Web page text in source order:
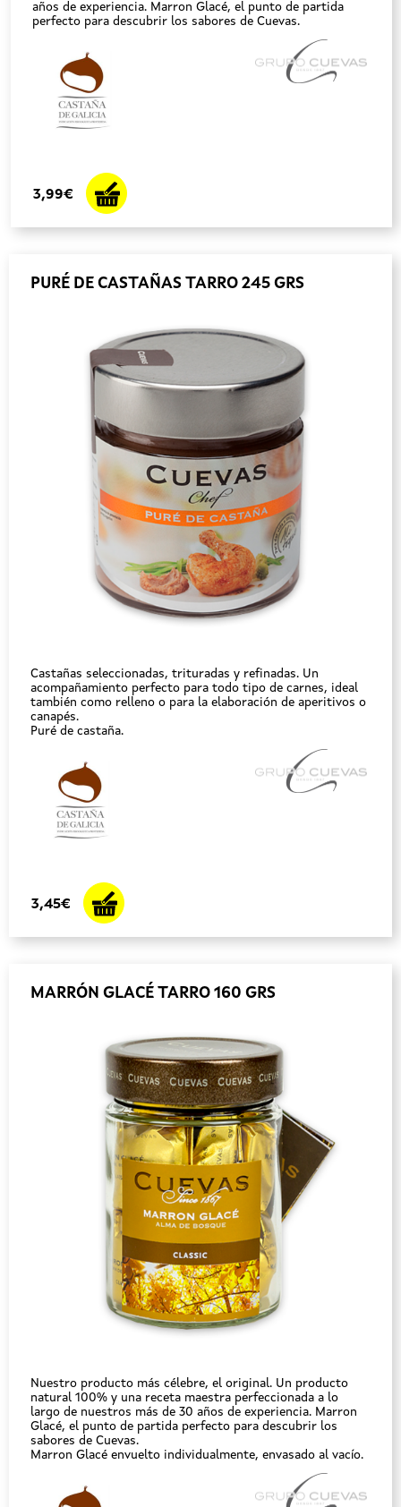
años de experiencia. Marron Glacé, el punto de partida
perfecto para descubrir los sabores de Cuevas.
3,99€
PURÉ DE CASTAÑAS TARRO 245 GRS
Castañas seleccionadas, trituradas y refinadas. Un
acompañamiento perfecto para todo tipo de carnes, ideal
también como relleno o para la elaboración de aperitivos o
canapés.
Puré de castaña.
3,45€
MARRÓN GLACÉ TARRO 160 GRS
Nuestro producto más célebre, el original. Un producto
natural 100% y una receta maestra perfeccionada a lo
largo de nuestros más de 30 años de experiencia. Marron
Glacé, el punto de partida perfecto para descubrir los
sabores de Cuevas.
Marron Glacé envuelto individualmente, envasado al vacío.